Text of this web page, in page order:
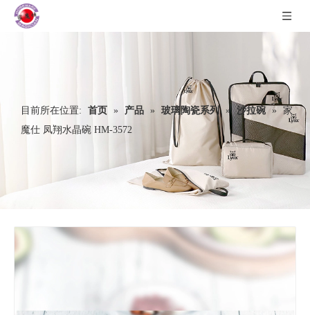
目前所在位置: 首页 » 产品 » 玻璃陶瓷系列 » 沙拉碗 » 家
魔仕 凤翔水晶碗 HM-3572